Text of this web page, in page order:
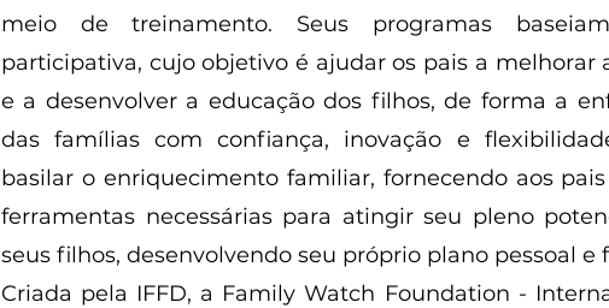
meio de treinamento. Seus programas
participativa, cujo objetivo é ajudar os pais a melhorar
e a desenvolver a educação dos filhos, de forma a
das famílias com confiança, inovação e
basilar o enriquecimento familiar, fornecendo aos
ferramentas necessárias para atingir seu pleno
seus filhos, desenvolvendo seu próprio plano pessoal e
Criada pela IFFD, a Family Watch Foundation -